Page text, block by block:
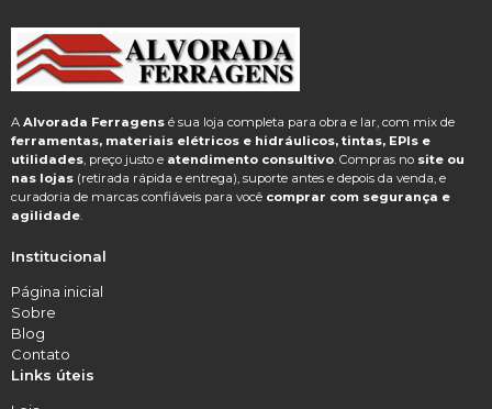
A Alvorada Ferragensé sua loja completa para obra e lar, com mix de
ferramentas, materiais elétricos e hidráulicos, tintas, EPIs e
utilidades, preço justo e atendimento consultivo. Compras no site ou
nas lojas(retirada rápida e entrega), suporte antes e depois da venda, e
curadoria de marcas confiáveis para você comprar com segurança e
agilidade.
Institucional
Página inicial
Sobre
Blog
Contato
Links úteis